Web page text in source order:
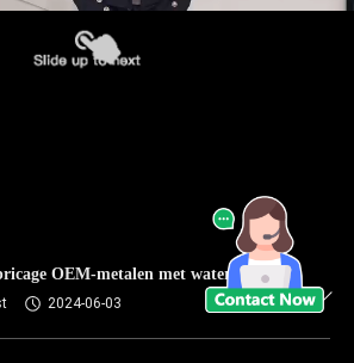
OEM-metalen met waterstraal
2024-06-03